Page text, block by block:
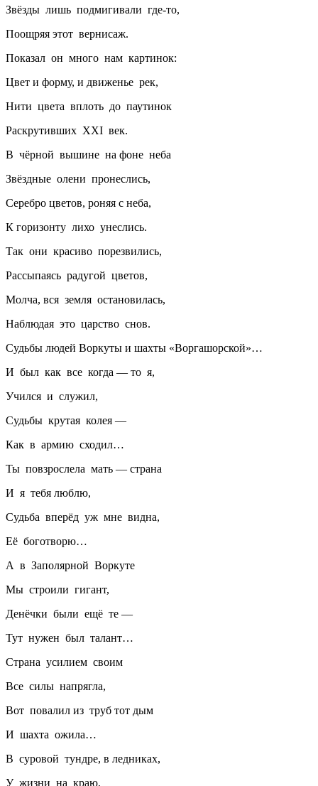
Звёзды лишь подмигивали где-то,
Поощряя этот вернисаж.
Показал он много нам картинок:
Цвет и форму, и движенье рек,
Нити цвета вплоть до паутинок
Раскрутивших XXI век.
В чёрной вышине на фоне неба
Звёздные олени пронеслись,
Серебро цветов, роняя с неба,
К горизонту лихо унеслись.
Так они красиво порезвились,
Рассыпаясь радугой цветов,
Молча, вся земля остановилась,
Наблюдая это царство снов.
Судьбы людей Воркуты и шахты «Воргашорской»…
И был как все когда — то я,
Учился и служил,
Судьбы крутая колея —
Как в армию сходил…
Ты повзрослела мать — страна
И я тебя люблю,
Судьба вперёд уж мне видна,
Её боготворю…
А в Заполярной Воркуте
Мы строили гигант,
Денёчки были ещё те —
Тут нужен был талант…
Страна усилием своим
Все силы напрягла,
Вот повалил из труб тот дым
И шахта ожила…
В суровой тундре, в ледниках,
У жизни на краю,